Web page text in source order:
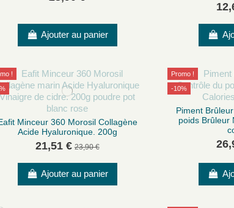
Ajouter au panier
!
Minceur 360 Morosil Collagène
Acide Hyaluronique. 200g
21,51 € 23,90 €
Ajouter au panier
Promo !
-10%
Piment
poids Brûleur